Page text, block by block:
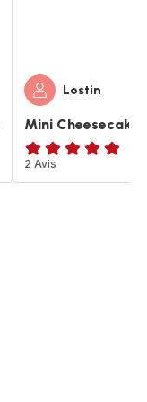
Lostin
Mini
Avis
5
2 Avis